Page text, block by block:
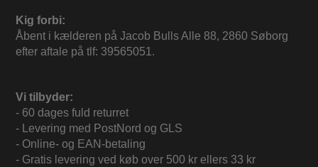
Kig forbi:
Åbent i kælderen på Jacob Bulls Alle 88, 2860 Søborg
efter aftale på tlf: 39565051.
Vi tilbyder:
- 60 dages fuld returret
- Levering med PostNord og GLS
- Online- og EAN-betaling
- Gratis levering ved køb over 500 kr ellers 33 kr